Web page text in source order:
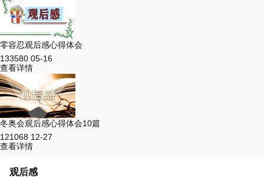
零容忍观后感心得体会
133580 05-16
查看详情
冬奥会观后感心得体会10篇
121068 12-27
查看详情
观后感